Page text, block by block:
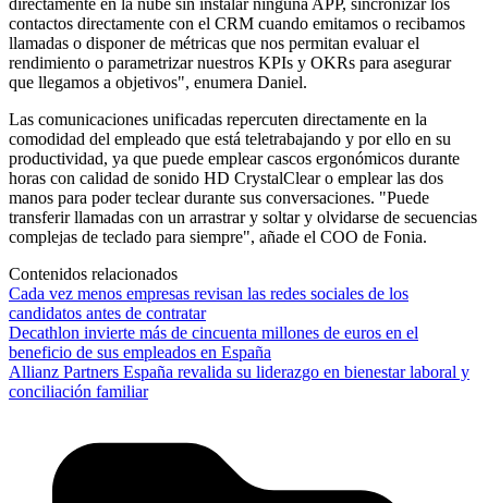
directamente en la nube sin instalar ninguna APP, sincronizar los
contactos directamente con el CRM cuando emitamos o recibamos
llamadas o disponer de métricas que nos permitan evaluar el
rendimiento o parametrizar nuestros KPIs y OKRs para asegurar
que llegamos a objetivos", enumera Daniel.
Las comunicaciones unificadas repercuten directamente en la
comodidad del empleado que está teletrabajando y por ello en su
productividad, ya que puede emplear cascos ergonómicos durante
horas con calidad de sonido HD CrystalClear o emplear las dos
manos para poder teclear durante sus conversaciones. "Puede
transferir llamadas con un arrastrar y soltar y olvidarse de secuencias
complejas de teclado para siempre", añade el COO de Fonia.
Contenidos relacionados
Cada vez menos empresas revisan las redes sociales de los
candidatos antes de contratar
Decathlon invierte más de cincuenta millones de euros en el
beneficio de sus empleados en España
Allianz Partners España revalida su liderazgo en bienestar laboral y
conciliación familiar